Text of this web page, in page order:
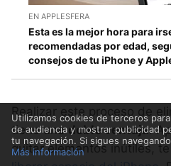
EN APPLESFERA
Esta es la mejor hora para
recomendadas por edad,
consejos de tu iPhone y
Realizar este proceso de
tiene unadoble ventaja.
quitar elementos inútiles,
Utilizamos cookies de terceros
de audiencia y mostrar publicidad
tu navegación. Si sigues
Más información